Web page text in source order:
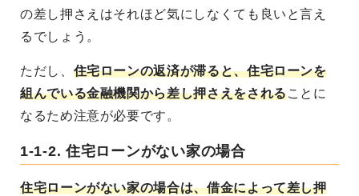
の差し押さえはそれほど気にしなくても良いと言え
るでしょう。
ただし、 住宅ローンの返済が滞ると、住宅ローンを
組んでいる金融機関から差し押さえをされることに
なるため注意が必要です。
1-1-2. 住宅ローンがない家の場合
住宅ローンがない家の場合は、借金によって差し押